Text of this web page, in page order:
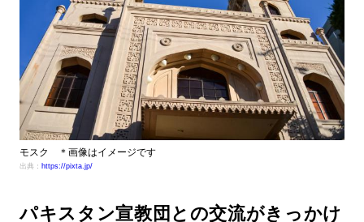
モスク ＊画像はイメージです
出典： https://pixta.jp/
パキスタン宣教団との交流がきっかけ